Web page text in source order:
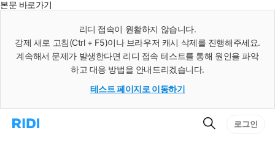
본문 바로가기
리디 접속이 원활하지 않습니다.
강제 새로 고침(Ctrl + F5)이나 브라우저 캐시 삭제를 진행해주세요.
계속해서 문제가 발생한다면 리디 접속 테스트를 통해 원인을 파악
하고 대응 방법을 안내드리겠습니다.
테스트 페이지로 이동하기
리
검
로그인